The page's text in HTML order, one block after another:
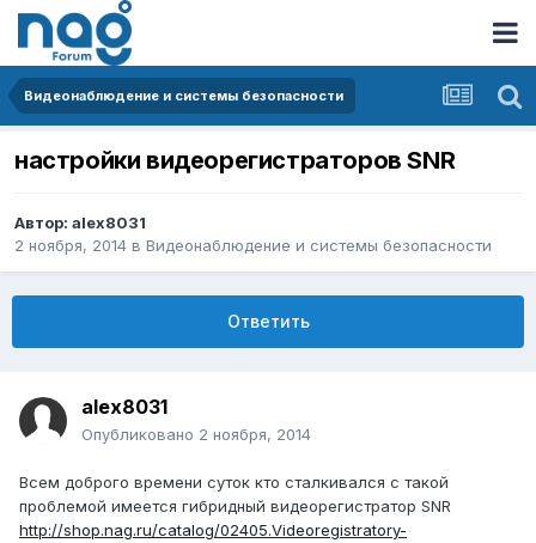
Видеонаблюдение и системы безопасности
настройки видеорегистраторов SNR
Автор: alex8031
2 ноября, 2014 в Видеонаблюдение и системы безопасности
Ответить
alex8031
Опубликовано 2 ноября, 2014
Всем доброго времени суток кто сталкивался с такой
проблемой имеется гибридный видеорегистратор SNR
http://shop.nag.ru/catalog/02405.Videoregistratory-